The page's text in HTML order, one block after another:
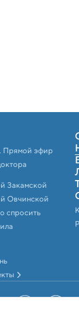
Прямой эфир
Закамской
Овчинской
спросить